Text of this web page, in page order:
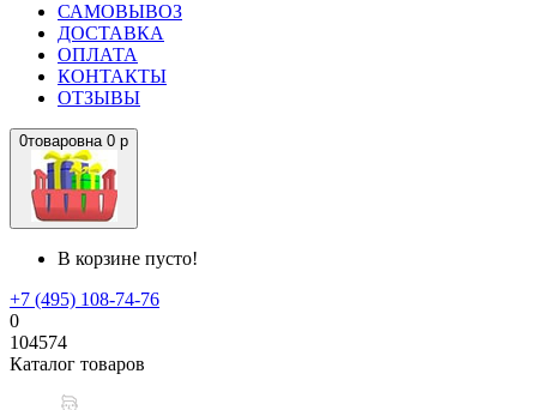
САМОВЫВОЗ
ДОСТАВКА
ОПЛАТА
КОНТАКТЫ
ОТЗЫВЫ
0товаровна 0 р
В корзине пусто!
+7 (495) 108-74-76
0
104574
Каталог товаров